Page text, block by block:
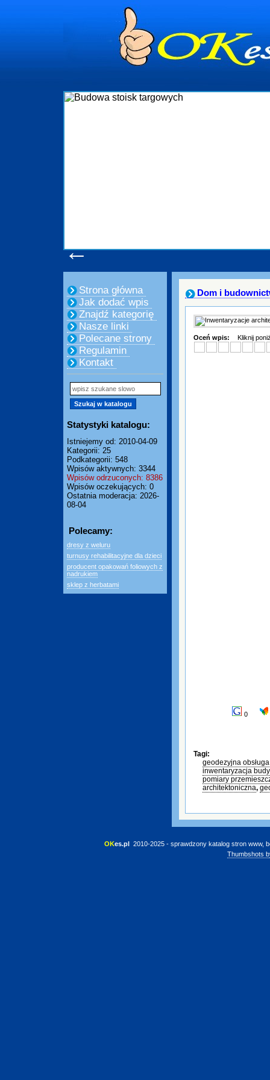
←
Strona główna
Jak dodać wpis
Znajdź kategorię
Nasze linki
Polecane strony
Regulamin
Kontakt
Statystyki katalogu:
Istniejemy od: 2010-04-09
Kategorii: 25
Podkategorii: 548
Wpisów aktywnych: 3344
Wpisów odrzuconych: 8386
Wpisów oczekujących: 0
Ostatnia moderacja: 2026-
08-04
Polecamy:
dresy z weluru
turnusy rehabilitacyjne dla dzieci
producent opakowań foliowych z
nadrukiem
sklep z herbatami
Dom i
Oceń wpis: Kliknij
0
Tagi:
geodezyjna
inwentaryzacja
pomiary
architektoniczna,
OKes.pl 2010-2025 - sprawdzony katalog stron www,
Thumbshots